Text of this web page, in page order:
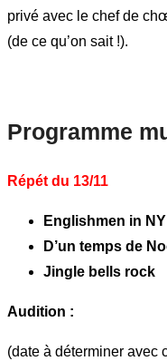
privé avec le chef de
(de ce qu’on sait !).
Programme
Répét du 13/11
Englishmen in NY
D’un temps de
Jingle bells rock
Audition :
(date à déterminer avec